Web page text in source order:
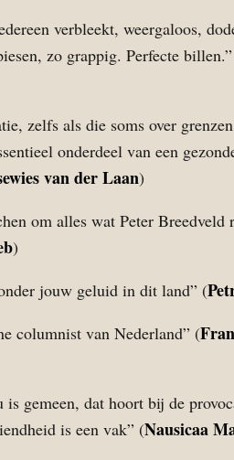
verbleekt, weergaloos,
zo grappig. Perfecte
zelfs als die soms over
onderdeel van een
van der Laan)
om alles wat Peter Breedveld
)
jouw geluid in dit land” (
columnist van Nederland” (
gemeen, dat hoort bij de
is een vak” (Nausicaa